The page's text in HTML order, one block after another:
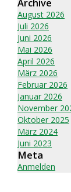
Archive
August 2026
Juli 2026
Juni 2026
Mai 2026
April 2026
März 2026
Februar 2026
Januar 2026
November
Oktober 2025
März 2024
Juni 2023
Meta
Anmelden